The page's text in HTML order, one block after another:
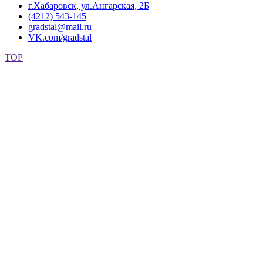
г.Хабаровск, ул.Ангарская, 2Б
(4212) 543-145
gradstal@mail.ru
VK.com/gradstal
TOP